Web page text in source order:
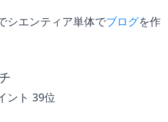
シエンティア単体でブログを作
ント 39位